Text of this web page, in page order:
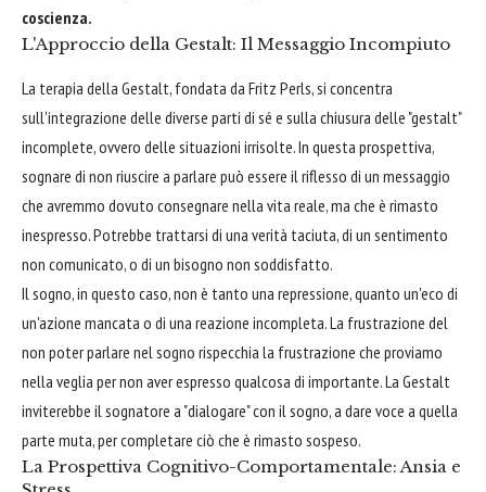
coscienza.
L'Approccio della Gestalt: Il Messaggio Incompiuto
La terapia della Gestalt, fondata da Fritz Perls, si concentra
sull'integrazione delle diverse parti di sé e sulla chiusura delle "gestalt"
incomplete, ovvero delle situazioni irrisolte. In questa prospettiva,
sognare di non riuscire a parlare può essere il riflesso di un messaggio
che avremmo dovuto consegnare nella vita reale, ma che è rimasto
inespresso. Potrebbe trattarsi di una verità taciuta, di un sentimento
non comunicato, o di un bisogno non soddisfatto.
Il sogno, in questo caso, non è tanto una repressione, quanto un'eco di
un'azione mancata o di una reazione incompleta. La frustrazione del
non poter parlare nel sogno rispecchia la frustrazione che proviamo
nella veglia per non aver espresso qualcosa di importante. La Gestalt
inviterebbe il sognatore a "dialogare" con il sogno, a dare voce a quella
parte muta, per completare ciò che è rimasto sospeso.
La Prospettiva Cognitivo-Comportamentale: Ansia e